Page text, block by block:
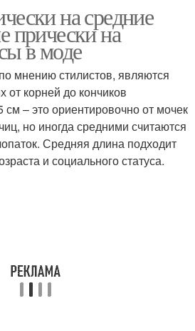
на средние
прически на
в моде
мнению стилистов, являются
от корней до кончиков
см – это ориентировочно от мочек
но иногда средними считаются
Средняя длина подходит
и социального статуса.